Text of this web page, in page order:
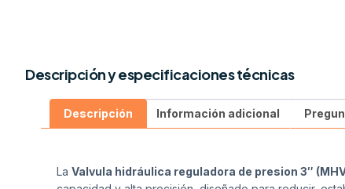
Descripción y especificaciones técnicas
Descripción Información adicional
La Valvula hidráulica reguladora de presion 3″